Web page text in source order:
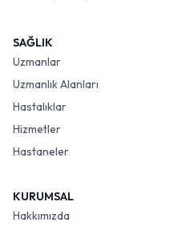
SAĞLIK
Uzmanlar
Uzmanlık Alanları
Hastalıklar
Hizmetler
Hastaneler
KURUMSAL
Hakkımızda